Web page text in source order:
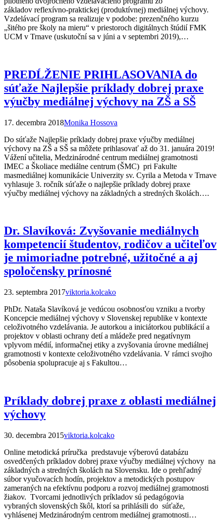
základov reflexívno-praktickej (produktívnej) mediálnej výchovy.
Vzdelávací program sa realizuje v podobe: prezenčného kurzu
„šitého pre školy na mieru“ v priestoroch digitálnych štúdií FMK
UCM v Trnave (uskutoční sa v júni a v septembri 2019),…
PREDĹŽENIE PRIHLASOVANIA do
súťaže Najlepšie príklady dobrej praxe
výučby mediálnej výchovy na ZŠ a SŠ
17. decembra 2018Monika Hossova
Do súťaže Najlepšie príklady dobrej praxe výučby mediálnej
výchovy na ZŠ a SŠ sa môžete prihlasovať až do 31. januára 2019!
Vážení učitelia, Medzinárodné centrum mediálnej gramotnosti
IMEC a Školiace mediálne centrum (ŠMC) pri Fakulte
masmediálnej komunikácie Univerzity sv. Cyrila a Metoda v Trnave
vyhlasuje 3. ročník súťaže o najlepšie príklady dobrej praxe
výučby mediálnej výchovy na základných a stredných školách….
Dr. Slavíková: Zvyšovanie mediálnych
kompetencií študentov, rodičov a učiteľov
je mimoriadne potrebné, užitočné a aj
spoločensky prínosné
23. septembra 2017viktoria.kolcako
PhDr. Nataša Slavíková je vedúcou osobnosťou vzniku a tvorby
Koncepcie mediálnej výchovy v Slovenskej republike v kontexte
celoživotného vzdelávania. Je autorkou a iniciátorkou publikácií a
projektov v oblasti ochrany detí a mládeže pred negatívnym
vplyvom médií, informačnej etiky a zvyšovania úrovne mediálnej
gramotnosti v kontexte celoživotného vzdelávania. V rámci svojho
pôsobenia spolupracuje aj s Fakultou…
Príklady dobrej praxe z oblasti mediálnej
výchovy
30. decembra 2015viktoria.kolcako
Online metodická príručka predstavuje výberovú databázu
osvedčených príkladov dobrej praxe výučby mediálnej výchovy na
základných a stredných školách na Slovensku. Ide o prehľadný
súbor vyučovacích hodín, projektov a metodických postupov
zameraných na efektívnu podporu a rozvoj mediálnej gramotnosti
žiakov. Tvorcami jednotlivých príkladov sú pedagógovia
vybraných slovenských škôl, ktorí sa prihlásili do súťaže,
vyhlásenej Medzinárodným centrom mediálnej gramotnosti…